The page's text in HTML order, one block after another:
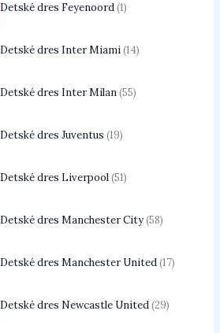
Detské dres Feyenoord 1
Detské dres Inter Miami 14
Detské dres Inter Milan 55
Detské dres Juventus 19
Detské dres Liverpool 51
Detské dres Manchester City 58
Detské dres Manchester United 17
Detské dres Newcastle United 29